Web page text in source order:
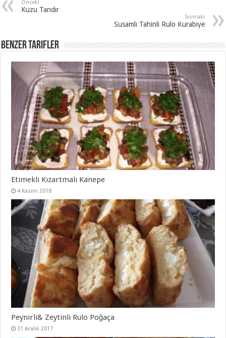
Önceki
Kuzu Tandır
Sonraki
Susamlı Tahinli Rulo Kurabiye
Benzer Tarifler
Etimekli Kızartmalı Kanepe
4 Kasım 2018
Peynirli& Zeytinli Rulo Poğaça
31 Aralık 2017